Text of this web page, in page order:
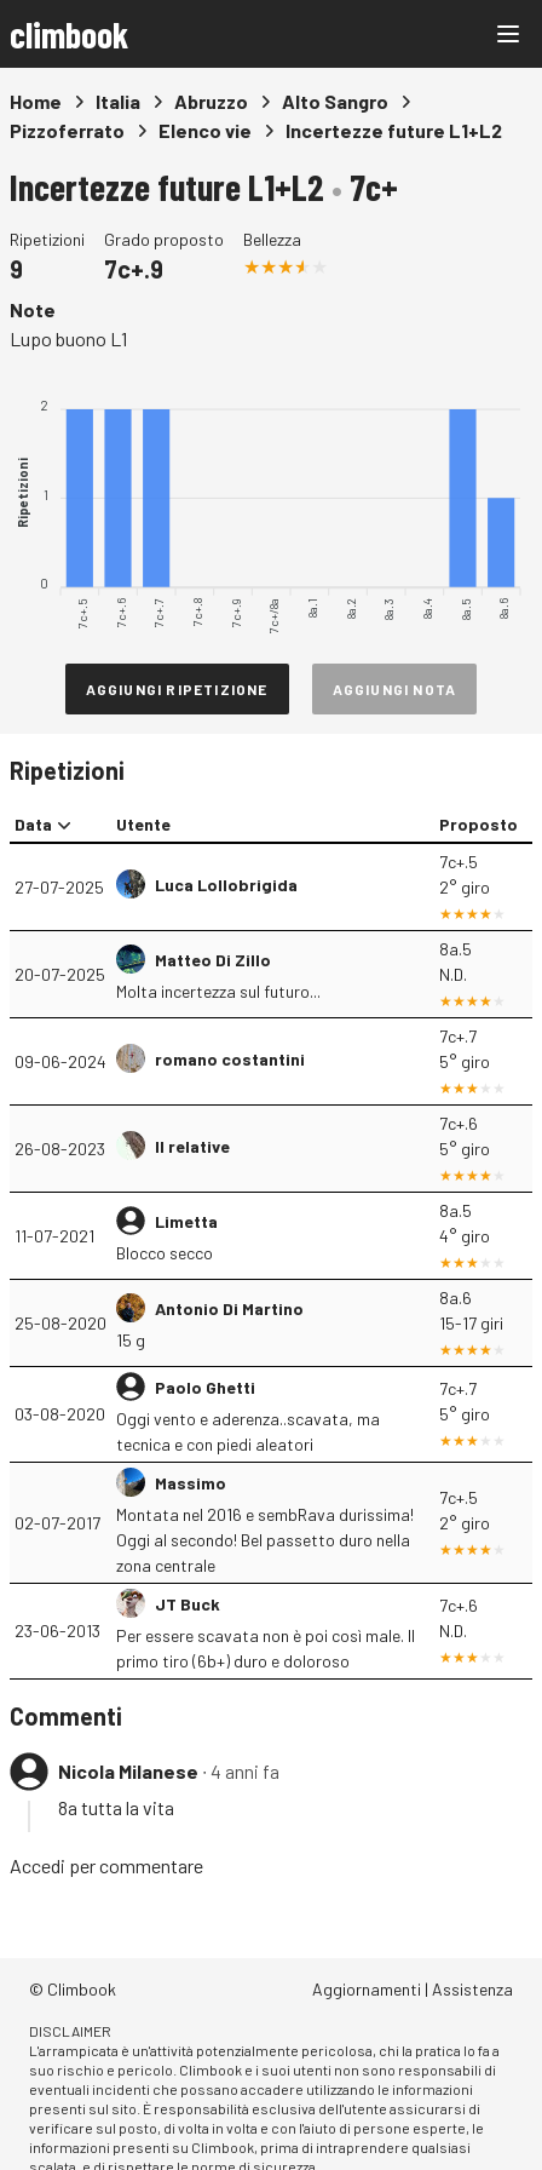
climbook
Home Italia Abruzzo
Alto Sangro
Pizzoferrato
Elenco vie Incertezze future L1+L2
Incertezze future L1+L2 • 7c+
Ripetizioni
9
Grado proposto
7c+.9
Bellezza
Note
Lupo buono L1
2
1
0
Ripetizioni
7c+.5 7c+.6 7c+.7 7c+.8 7c+.9 7c+/8a 8a.1 8a.2 8a.3 8a.4 8a.5 8a.6
AGGIUNGI RIPETIZIONE AGGIUNGI NOTA
Ripetizioni
Data Utente Proposto
27-07-2025 Luca Lollobrigida
7c+.5
2° giro
20-07-2025
Matteo Di Zillo
Molta incertezza sul futuro...
8a.5
N.D.
09-06-2024 romano costantini
7c+.7
5° giro
26-08-2023 Il relative
7c+.6
5° giro
11-07-2021
Limetta
Blocco secco
8a.5
4° giro
25-08-2020
Antonio Di Martino
15 g
8a.6
15-17 giri
03-08-2020
Paolo Ghetti
Oggi vento e aderenza..scavata, ma
tecnica e con piedi aleatori
7c+.7
5° giro
02-07-2017
Massimo
Montata nel 2016 e sembRava durissima!
Oggi al secondo! Bel passetto duro nella
zona centrale
7c+.5
2° giro
23-06-2013
JT Buck
Per essere scavata non è poi così male. Il
primo tiro (6b+) duro e doloroso
7c+.6
N.D.
Commenti
Nicola Milanese ∙ 4 anni fa
8a tutta la vita
Accedi per commentare
© Climbook Aggiornamenti | Assistenza
DISCLAIMER
L'arrampicata è un'attività potenzialmente pericolosa, chi la pratica lo fa a
suo rischio e pericolo. Climbook e i suoi utenti non sono responsabili di
eventuali incidenti che possano accadere utilizzando le informazioni
presenti sul sito. È responsabilità esclusiva dell'utente assicurarsi di
verificare sul posto, di volta in volta e con l'aiuto di persone esperte, le
informazioni presenti su Climbook, prima di intraprendere qualsiasi
scalata, e di rispettare le norme di sicurezza.